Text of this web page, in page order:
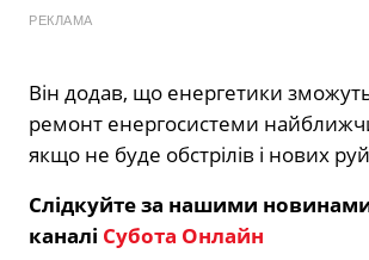
РЕКЛАМА
Він додав, що енергетики
ремонт енергосистеми
якщо не буде обстрілів і нових
Слідкуйте за нашими
каналі Субота Онлайн